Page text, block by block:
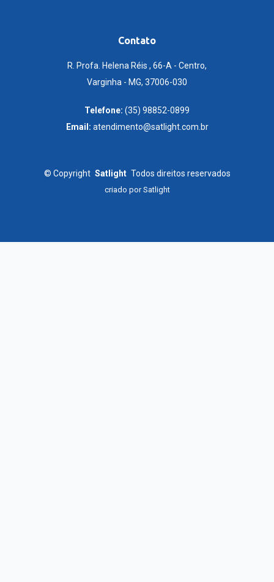
Contato
R. Profa. Helena Réis , 66-A - Centro,
Varginha - MG, 37006-030
Telefone: (35) 98852-0899
Email: atendimento@satlight.com.br
© Copyright Satlight Todos direitos reservados
criado porSatlight